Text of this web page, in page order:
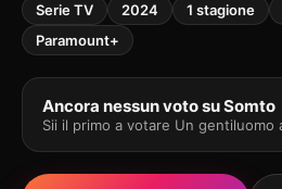
Serie TV 2024 1 stagione
Paramount+
Ancora nessun voto su Somto
Sii il primo a votare Un gentiluomo